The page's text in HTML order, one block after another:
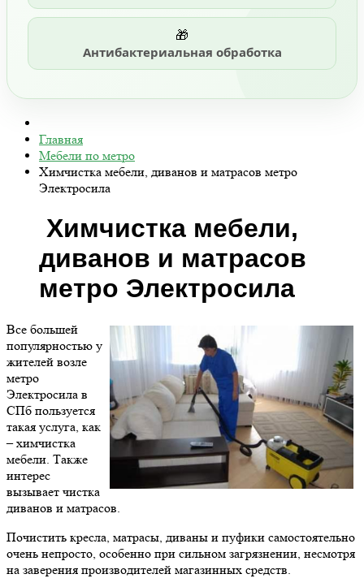
🎁
Антибактериальная обработка
Главная
Мебели по метро
Химчистка мебели, диванов и матрасов метро
Электросила
Химчистка мебели,
диванов и матрасов
метро Электросила
Все большей
популярностью у
жителей возле
метро
Электросила в
СПб пользуется
такая услуга, как
– химчистка
мебели. Также
интерес
вызывает чистка
диванов и матрасов.
Почистить кресла, матрасы, диваны и пуфики самостоятельно
очень непросто, особенно при сильном загрязнении, несмотря
на заверения производителей магазинных средств.